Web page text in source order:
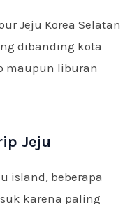
Jeju Korea Selatan
dibanding kota
maupun liburan
Jeju
island, beberapa
karena paling